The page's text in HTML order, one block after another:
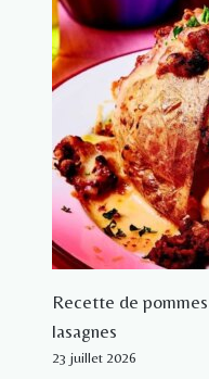
Recette de
lasagnes
23 juillet 2026